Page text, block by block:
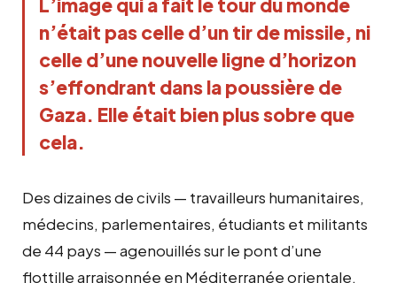
n’était pas celle d’un tir de missile, ni
celle d’une nouvelle ligne d’horizon
s’effondrant dans la poussière de
Gaza. Elle était bien plus sobre que
cela.
Des dizaines de civils — travailleurs humanitaires,
médecins, parlementaires, étudiants et militants
de 44 pays — agenouillés sur le pont d’une
flottille arraisonnée en Méditerranée orientale,